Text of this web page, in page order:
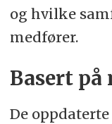
og hvilke
medfører.
Basert
De